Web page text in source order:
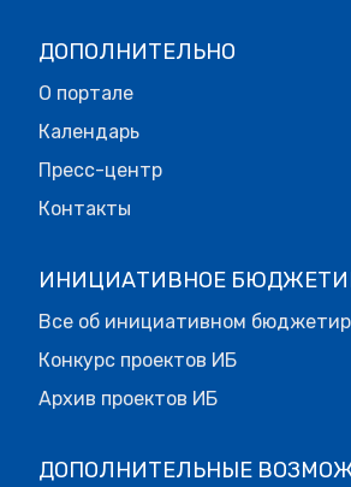
ДОПОЛНИТЕЛЬНО
О портале
Календарь
Пресс-центр
Контакты
ИНИЦИАТИВНОЕ
Все об инициативном
Конкурс проектов ИБ
Архив проектов ИБ
ДОПОЛНИТЕЛЬНЫЕ